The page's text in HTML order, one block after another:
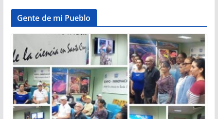
Gente de mi Pueblo